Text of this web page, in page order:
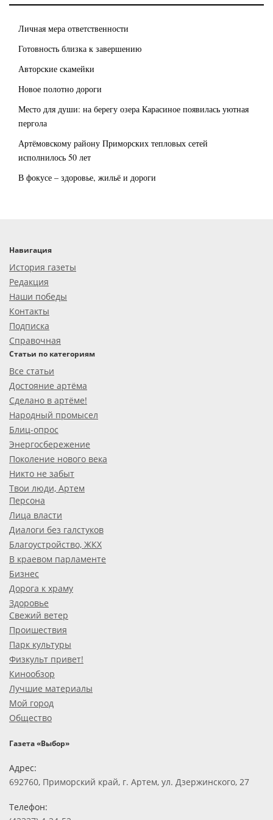
Личная мера ответственности
Готовность близка к завершению
Авторские скамейки
Новое полотно дороги
Место для души: на берегу озера Карасиное появилась уютная
пергола
Артёмовскому району Приморских тепловых сетей
исполнилось 50 лет
В фокусе – здоровье, жильё и дороги
Навигация
История газеты
Редакция
Наши победы
Контакты
Подписка
Справочная
Статьи по категориям
Все статьи
Достояние артёма
Сделано в артёме!
Народный промысел
Блиц-опрос
Энергосбережение
Поколение нового века
Никто не забыт
Твои люди, Артем
Персона
Лица власти
Диалоги без галстуков
Благоустройство, ЖКХ
В краевом парламенте
Бизнес
Дорога к храму
Здоровье
Свежий ветер
Проишествия
Парк культуры
Физкульт привет!
Кинообзор
Лучшие материалы
Мой город
Общество
Газета «Выбор»
Адрес:
692760, Приморский край, г. Артем, ул. Дзержинского, 27
Телефон: